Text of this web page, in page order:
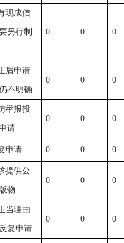
现成信
另行制 0 0 0
后申请
不明确
0 0 0
举报投
请
0 0 0
申请 0 0 0
提供公
物
0 0 0
当理由
复申请
0 0 0